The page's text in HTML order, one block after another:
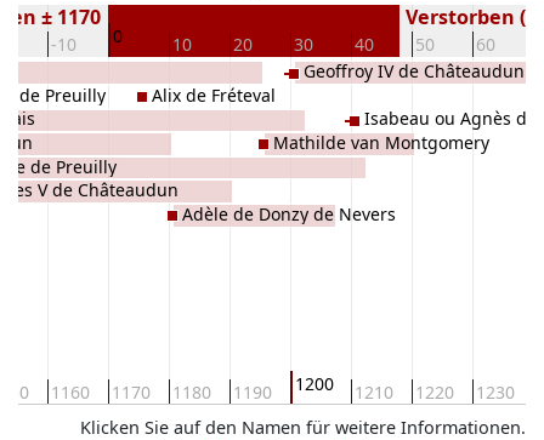
-10 0 10 20 30 40 50 60
± 1170 Verstorben (
1160 1170 1180 1190 1200 1210 1220 1230
de Preuilly
de Preuilly
V de Châteaudun
Alix de Fréteval
Adèle de Donzy de Nevers
Mathilde van Montgomery
Geoffroy IV de Châteaudun
Isabeau ou Agnès de
Klicken Sie auf den Namen für weitere Informationen.